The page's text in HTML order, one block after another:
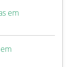
em